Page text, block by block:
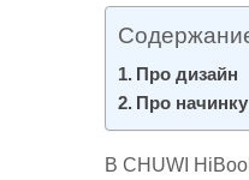
Про дизайн
Про начинку
В CHUWI